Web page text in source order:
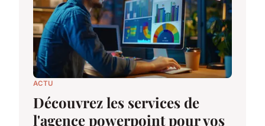
ACTU
Découvrez les services de
l'agence powerpoint pour vos